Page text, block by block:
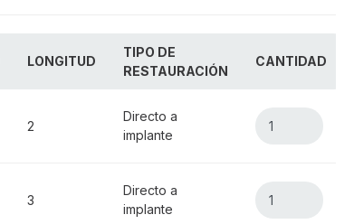
LONGITUD
TIPO DE
RESTAURACIÓN
CANTIDAD
2
Directo a
implante
3
Directo a
implante